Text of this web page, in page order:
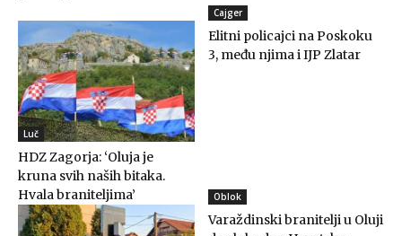
Luč
HDZ Zagorja: ‘Oluja je
kruna svih naših bitaka.
Hvala braniteljima’
Cajger
Elitni policajci na Poskoku
3, među njima i IJP Zlatar
Oblok
Varaždinski branitelji u Oluji